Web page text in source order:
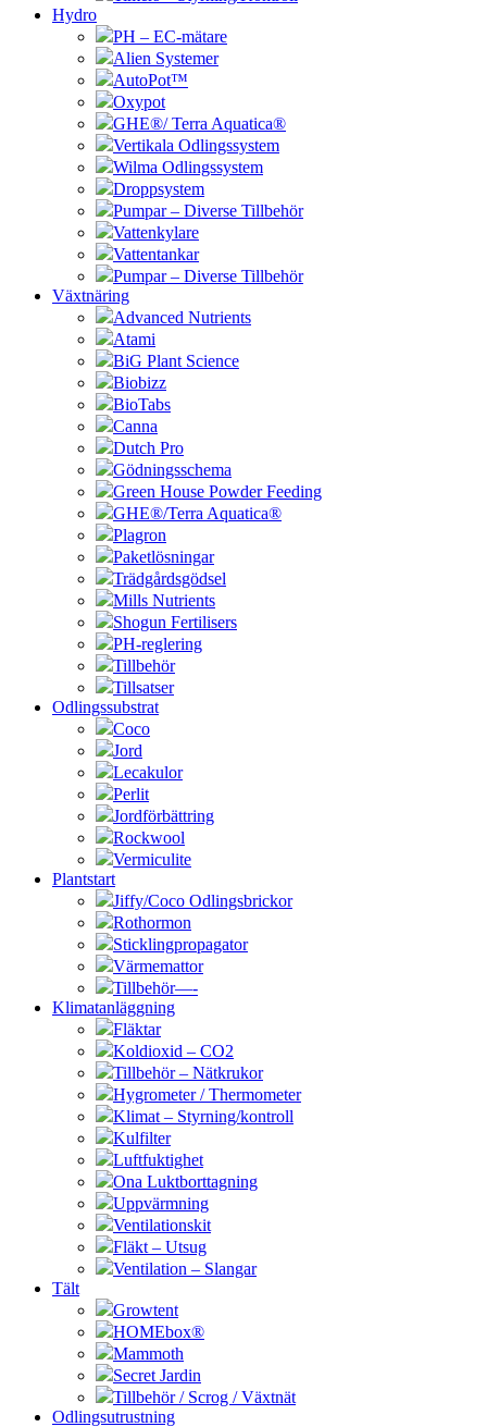
Hydro
PH – EC-mätare
Alien Systemer
AutoPot™
Oxypot
GHE®/ Terra Aquatica®
Vertikala Odlingssystem
Wilma Odlingssystem
Droppsystem
Pumpar – Diverse Tillbehör
Vattenkylare
Vattentankar
Pumpar – Diverse Tillbehör
Växtnäring
Advanced Nutrients
Atami
BiG Plant Science
Biobizz
BioTabs
Canna
Dutch Pro
Gödningsschema
Green House Powder Feeding
GHE®/Terra Aquatica®
Plagron
Paketlösningar
Trädgårdsgödsel
Mills Nutrients
Shogun Fertilisers
PH-reglering
Tillbehör
Tillsatser
Odlingssubstrat
Coco
Jord
Lecakulor
Perlit
Jordförbättring
Rockwool
Vermiculite
Plantstart
Jiffy/Coco Odlingsbrickor
Rothormon
Sticklingpropagator
Värmemattor
Tillbehör—-
Klimatanläggning
Fläktar
Koldioxid – CO2
Tillbehör – Nätkrukor
Hygrometer / Thermometer
Klimat – Styrning/kontroll
Kulfilter
Luftfuktighet
Ona Luktborttagning
Uppvärmning
Ventilationskit
Fläkt – Utsug
Ventilation – Slangar
Tält
Growtent
HOMEbox®
Mammoth
Secret Jardin
Tillbehör / Scrog / Växtnät
Odlingsutrustning